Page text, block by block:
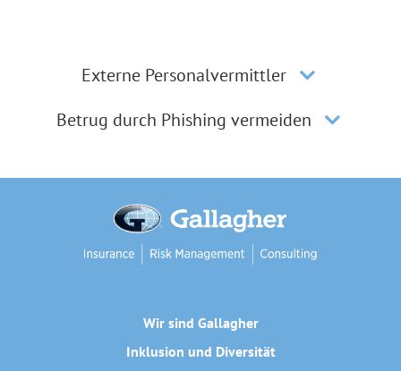
Externe Personalvermittler
Betrug durch Phishing vermeiden
Wir sind Gallagher
Inklusion und Diversität